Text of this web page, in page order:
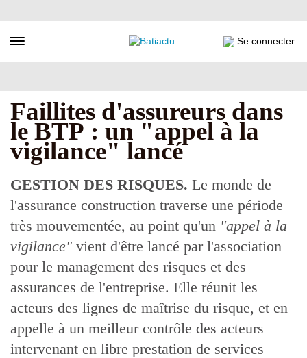
au
principal
Toggle navigation Se connecter
Faillites d'assureurs dans
le BTP : un "appel à la
vigilance" lancé
GESTION DES RISQUES. Le monde de
l'assurance construction traverse une période
très mouvementée, au point qu'un "appel à la
vigilance"vient d'être lancé par l'association
pour le management des risques et des
assurances de l'entreprise. Elle réunit les
acteurs des lignes de maîtrise du risque, et en
appelle à un meilleur contrôle des acteurs
intervenant en libre prestation de services